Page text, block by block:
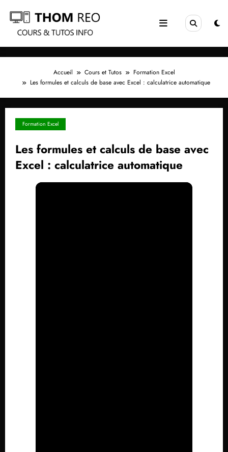
contenu
Accueil Cours et Tutos
Formation Excel
Les formules et calculs de base avec Excel : calculatrice automatique
Formation Excel
Les formules et calculs de base avec
Excel : calculatrice automatique